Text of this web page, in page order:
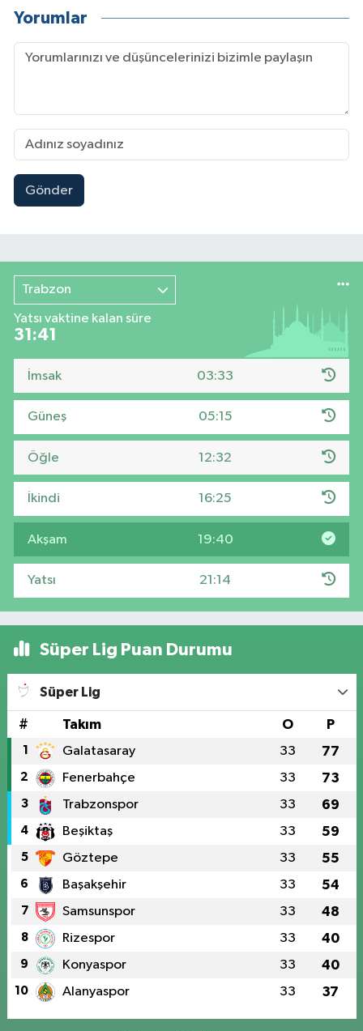
Yorumlar
Gönder
Trabzon
Yatsı vaktine kalan süre
31:39
İmsak 03:33
Güneş 05:15
Öğle 12:32
İkindi 16:25
Akşam 19:40
Yatsı 21:14
Süper Lig Puan Durumu
Süper Lig
# Takım O P
1 Galatasaray 33 77
2 Fenerbahçe 33 73
3 Trabzonspor 33 69
4 Beşiktaş 33 59
5 Göztepe 33 55
6 Başakşehir 33 54
7 Samsunspor 33 48
8 Rizespor 33 40
9 Konyaspor 33 40
10 Alanyaspor 33 37